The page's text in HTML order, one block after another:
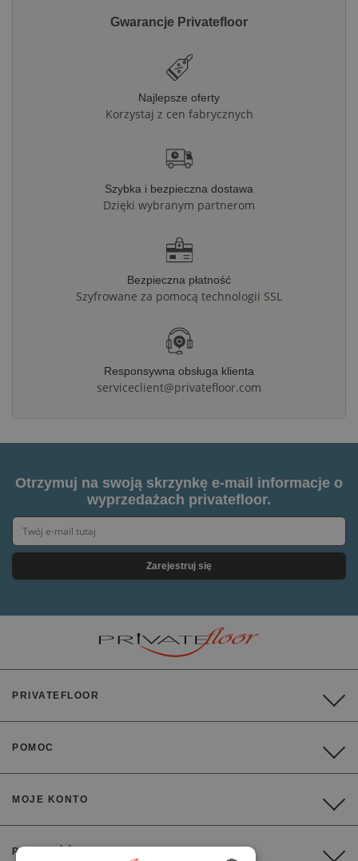
Gwarancje Privatefloor
Najlepsze oferty
Korzystaj z cen fabrycznych
Szybka i bezpieczna dostawa
Dzięki wybranym partnerom
Bezpieczna płatność
Szyfrowane za pomocą technologii SSL
Responsywna obsługa klienta
serviceclient@privatefloor.com
Otrzymuj na swoją skrzynkę e-mail informacje o
wyprzedażach privatefloor.
Zarejestruj się
PRIVATEFLOOR
POMOC
MOJE KONTO
PŁATNOŚĆ